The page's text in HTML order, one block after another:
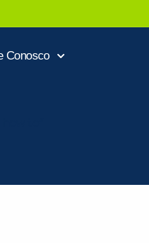
Conosco